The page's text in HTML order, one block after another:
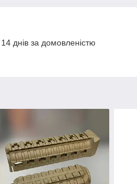
днів за домовленістю